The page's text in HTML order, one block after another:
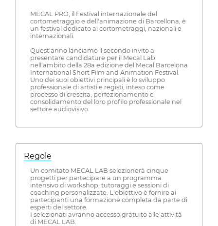
MECAL PRO, il Festival internazionale del
cortometraggio e dell'animazione di Barcellona, è
un festival dedicato ai cortometraggi, nazionali e
internazionali.
Quest'anno lanciamo il secondo invito a
presentare candidature per il Mecal Lab
nell'ambito della 28a edizione del Mecal Barcelona
International Short Film and Animation Festival.
Uno dei suoi obiettivi principali è lo sviluppo
professionale di artisti e registi, inteso come
processo di crescita, perfezionamento e
consolidamento del loro profilo professionale nel
settore audiovisivo.
Regole
Un comitato MECAL LAB selezionerà cinque
progetti per partecipare a un programma
intensivo di workshop, tutoraggi e sessioni di
coaching personalizzate. L'obiettivo è fornire ai
partecipanti una formazione completa da parte di
esperti del settore.
I selezionati avranno accesso gratuito alle attività
di MECAL LAB.